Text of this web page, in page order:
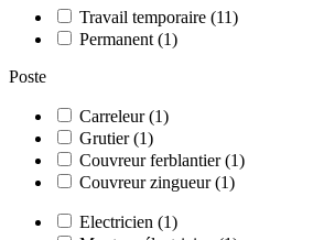
Travail temporaire (11)
Permanent (1)
Poste
Carreleur (1)
Grutier (1)
Couvreur ferblantier (1)
Couvreur zingueur (1)
Electricien (1)